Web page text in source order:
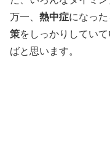
万一、 熱中症になった
策をしっかりしてい
ばと思います。